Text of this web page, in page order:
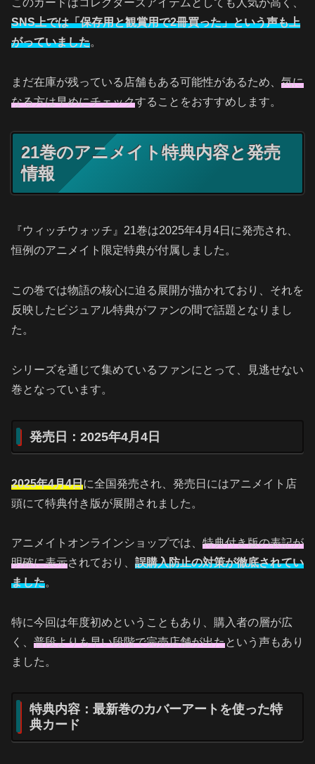
このカードはコレクターズアイテムとしても人気が高く、
SNS上では「保存用と観賞用で2冊買った」という声も上
がっていました。
まだ在庫が残っている店舗もある可能性があるため、 気に
なる方は早めにチェックすることをおすすめします。
21巻のアニメイト特典内容と発売
情報
『ウィッチウォッチ』21巻は2025年4月4日に発売され、
恒例のアニメイト限定特典が付属しました。
この巻では物語の核心に迫る展開が描かれており、それを
反映したビジュアル特典がファンの間で話題となりまし
た。
シリーズを通じて集めているファンにとって、見逃せない
巻となっています。
発売日：2025年4月4日
2025年4月4日に全国発売され、発売日にはアニメイト店
頭にて特典付き版が展開されました。
アニメイトオンラインショップでは、 特典付き版の表記が
明確に表示されており、 誤購入防止の対策が徹底されてい
ました。
特に今回は年度初めということもあり、購入者の層が広
く、 普段よりも早い段階で完売店舗が出たという声もあり
ました。
特典内容：最新巻のカバーアートを使った特
典カード